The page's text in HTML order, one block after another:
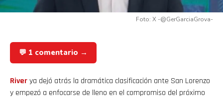
Foto: X -@GerGarciaGrova-
💬 1 comentario →
Riverya dejó atrás la dramática clasificación ante San Lorenzo
y empezó a enfocarse de lleno en el compromiso del próximo